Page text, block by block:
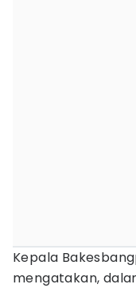
Kepala
mengatakan,